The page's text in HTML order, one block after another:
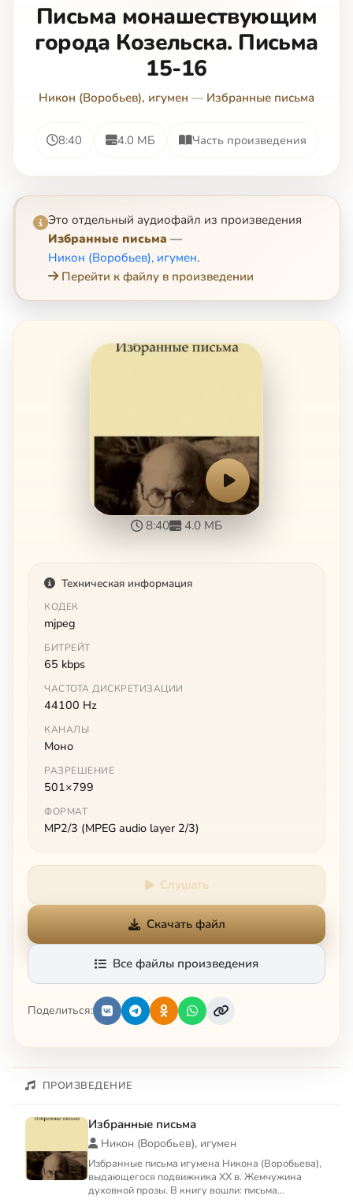
Письма монашествующим
города Козельска. Письма
15-16
Никон (Воробьев), игумен — Избранные письма
8:40 4.0 МБ Часть произведения
Это отдельный аудиофайл из произведения
Избранные письма —
Никон (Воробьев), игумен.
Перейти к файлу в произведении
8:40 4.0 МБ
Техническая информация
КОДЕК
mjpeg
БИТРЕЙТ
65 kbps
ЧАСТОТА ДИСКРЕТИЗАЦИИ
44100 Hz
КАНАЛЫ
Моно
РАЗРЕШЕНИЕ
501×799
ФОРМАТ
MP2/3 (MPEG audio layer 2/3)
Слушать
Скачать файл
Все файлы произведения
Поделиться:
ПРОИЗВЕДЕНИЕ
Избранные письма
Никон (Воробьев), игумен
Избранные письма игумена Никона (Воробьева),
выдающегося подвижника XX в. Жемчужина
духовной прозы. В книгу вошли: письма